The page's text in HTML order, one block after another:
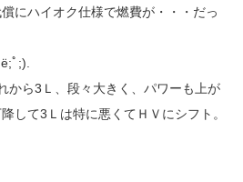
にハイオク仕様で燃費が・・・だっ
ﾟ;).
から3Ｌ、段々大きく、パワーも上が
して3Ｌは特に悪くてＨＶにシフト。